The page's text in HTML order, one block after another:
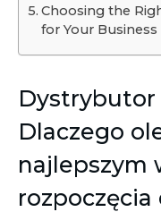
Choosing the
for Your Business
Dystrybutor
Dlaczego
najlepszym
rozpoczęcia